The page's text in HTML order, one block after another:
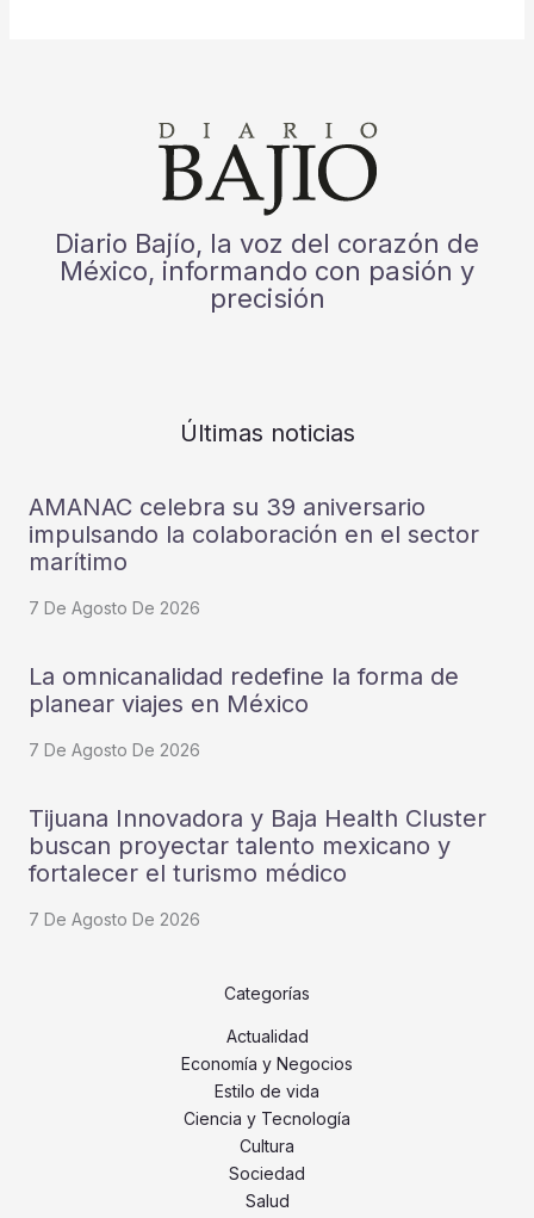
Diario Bajío, la voz del corazón de
México, informando con pasión y
precisión
Últimas noticias
AMANAC celebra su 39 aniversario
impulsando la colaboración en el sector
marítimo
7 De Agosto De 2026
La omnicanalidad redefine la forma de
planear viajes en México
7 De Agosto De 2026
Tijuana Innovadora y Baja Health Cluster
buscan proyectar talento mexicano y
fortalecer el turismo médico
7 De Agosto De 2026
Categorías
Actualidad
Economía y Negocios
Estilo de vida
Ciencia y Tecnología
Cultura
Sociedad
Salud